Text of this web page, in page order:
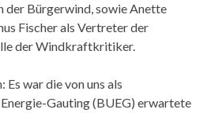
Bürgerwind, sowie Anette
Fischer als Vertreter der
der Windkraftkritiker.
war die von uns als
Gauting (BUEG) erwartete